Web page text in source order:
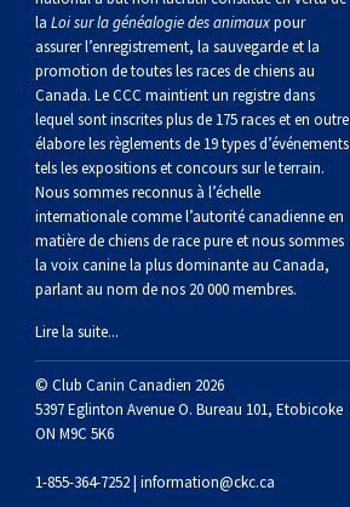
Braque de Weimar
Saint Bernard
Dogue du Tibet
Laika de lakoutie
la Loi sur la généalogie des animauxpour
assurer l’enregistrement, la sauvegarde et la
promotion de toutes les races de chiens au
Canada. Le CCC maintient un registre dans
lequel sont inscrites plus de 175 races et en outre
élabore les règlements de 19 types d’événements
tels les expositions et concours sur le terrain.
Nous sommes reconnus à l’échelle
internationale comme l’autorité canadienne en
matière de chiens de race pure et nous sommes
la voix canine la plus dominante au Canada,
parlant au nom de nos 20 000 membres.
Lire la suite...
© Club Canin Canadien 2026
5397 Eglinton Avenue O. Bureau 101, Etobicoke
ON M9C 5K6
1-855-364-7252 | information@ckc.ca